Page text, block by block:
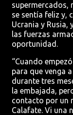
supermercados,
se sentía feliz y,
Ucrania y Rusia,
las fuerzas
oportunidad.
“Cuando
para que venga
durante tres
la embajada,
contacto por un
Calafate. Vi una